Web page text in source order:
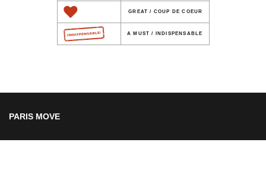
GREAT / COUP DE COEUR
A MUST / INDISPENSABLE
PARIS MOVE